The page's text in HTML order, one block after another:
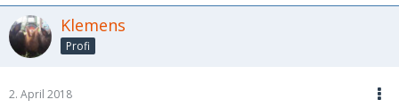
Klemens
Profi
2. April 2018